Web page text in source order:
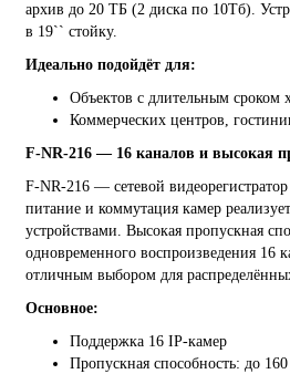
архив до 20 ТБ (2 диска по 10Тб).
в 19`` стойку.
Идеально подойдёт для:
Объектов с длительным сроком
Коммерческих центров,
F-NR-216 — 16 каналов и высокая
F-NR-216 — сетевой
питание и коммутация камер
устройствами. Высокая пропускная
одновременного воспроизведения 16
отличным выбором для
Основное:
Поддержка 16 IP-камер
Пропускная способность: до